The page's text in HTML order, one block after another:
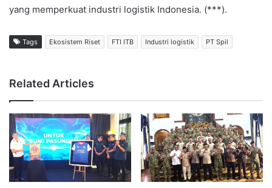
yang memperkuat industri logistik Indonesia. (***).
Tags Ekosistem Riset FTI ITB Industri logistik PT Spil
Related Articles